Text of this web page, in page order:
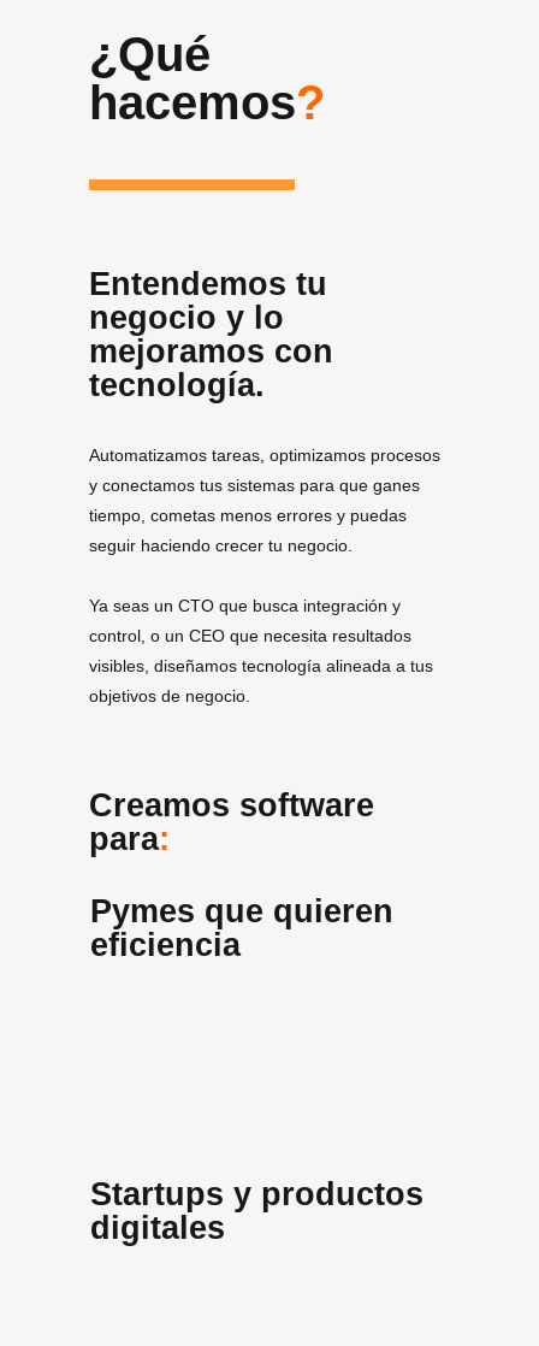
¿Qué
hacemos?
Entendemos tu
negocio y lo
mejoramos con
tecnología.
Automatizamos tareas, optimizamos procesos
y conectamos tus sistemas para que ganes
tiempo, cometas menos errores y puedas
seguir haciendo crecer tu negocio.
Ya seas un CTO que busca integración y
control, o un CEO que necesita resultados
visibles, diseñamos tecnología alineada a tus
objetivos de negocio.
Creamos software
para:
Pymes que quieren
eficiencia
Startups y productos
digitales